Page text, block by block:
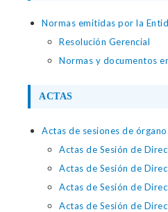
Normas emitidas por la
Resolución Gerencial
Normas y documentos
ACTAS
Actas de sesiones de
Actas de Sesión de
Actas de Sesión de
Actas de Sesión de
Actas de Sesión de